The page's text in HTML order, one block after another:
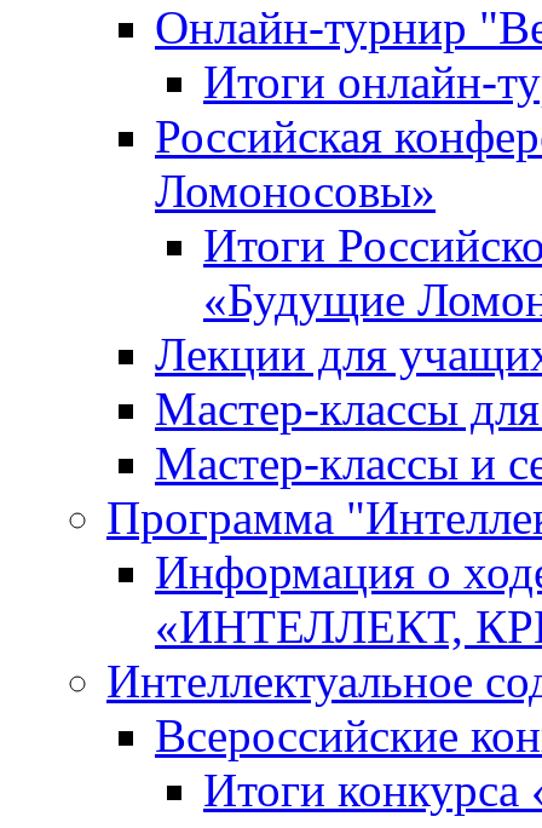
Онлайн-турнир
Итоги онлайн-
Российская
Ломоносовы»
Итоги
«Будущие
Лекции для
Мастер-классы
Мастер-классы и
Программа
Информация о
«ИНТЕЛЛЕКТ,
Интеллектуальное
Всероссийские
Итоги конкурса